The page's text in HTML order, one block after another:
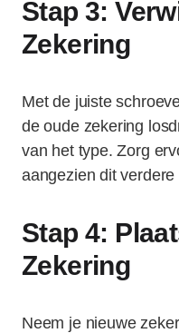
Stap 3:
Zekering
Met de juiste
de oude zekering
van het type. Zorg
aangezien dit
Stap 4:
Zekering
Neem je nieuwe